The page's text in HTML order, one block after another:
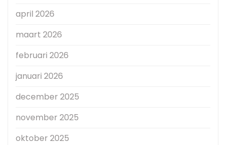
april 2026
maart 2026
februari 2026
januari 2026
december 2025
november 2025
oktober 2025